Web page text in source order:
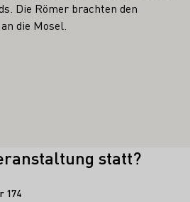
Die Römer brachten den
die Mosel.
statt?
174